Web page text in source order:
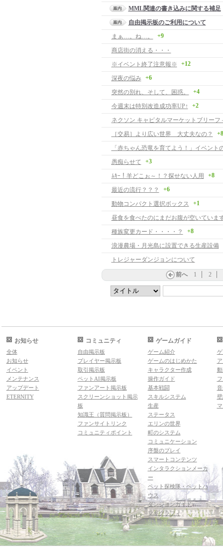
MML関連の書き込みに関する補足
自由掲示板のご利用について
まぁ…。ね…。
+9
商店街の消える・・・
※イベント終了注意報※
+12
深夜の悩み +6
突然の別れ、そして、困惑。 +4
今週末は特別改造成功率UP↑ +2
［交易］より広い世界 大丈夫なの？ +8
「赤ちゃん恐竜を育てよう！」イベント
愚痴らせて
+3
ﾑｷｰ！羊どこぉ～！？探せない人用 +8
最近の流行？？？ +6
動物コンパクト選択ボックス +1
昼食を食べたのにまだお腹が空いていま
種族変更カード・・・・？
+8
浪漫農場・月光島に設置できる生産設備
トレジャーダンジョンについて
前へ 1 2
お知らせ
全体
お知らせ
イベント
メンテナンス
アップデート
ETERNITY
コミュニティ
自由掲示板
プレイヤー掲示板
取引掲示板
ペットAI掲示板
ファンアート掲示板
スクリーンショット掲示
板
知識王（質問掲示板）
ファンサイトリンク
コミュニティポイント
ゲームガイド
ゲーム紹介
ゲームのはじめかた
キャラクター作成
操作ガイド
基本戦闘
スキルシステム
生産
ステータス
エリンの世界
町のシステム
コミュニケーション
序盤のプレイ
スマートコンテンツ
インタラクションメーカ
ー
ペット探検隊・ペットハ
ウス
ダンジョンガイド
マギグラフィ